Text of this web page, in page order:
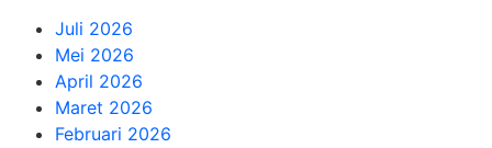
Juli 2026
Mei 2026
April 2026
Maret 2026
Februari 2026